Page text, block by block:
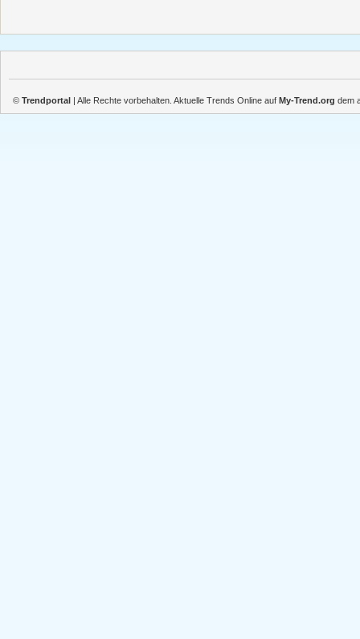
© Trendportal | Alle Rechte vorbehalten. Aktuelle Trends Online auf My-Trend.org dem